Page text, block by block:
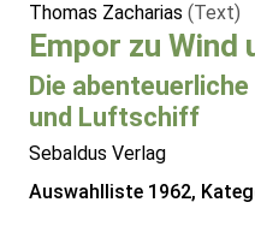
Thomas Zacharias (Text)
Empor zu Wind
Die
und Luftschiff
Sebaldus Verlag
Auswahlliste 1962,